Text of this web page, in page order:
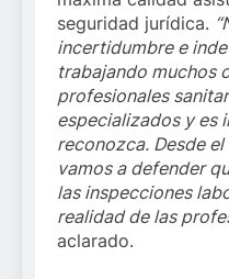
seguridad jurídica.
incertidumbre e
trabajando muchos
profesionales
especializados y es
reconozca. Desde
vamos a defender
las inspecciones
realidad de las
aclarado.